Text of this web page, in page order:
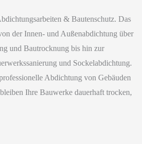
& Bautenschutz. Das
der Innen- und Außenabdichtung über
und Bautrocknung bis hin zur
und Sockelabdichtung.
Abdichtung von Gebäuden
Ihre Bauwerke dauerhaft trocken,